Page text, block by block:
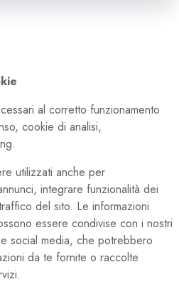
al corretto funzionamento
cookie di analisi,
utilizzati anche per
integrare funzionalità dei
del sito. Le informazioni
essere condivise con i nostri
social media, che potrebbero
da te fornite o raccolte